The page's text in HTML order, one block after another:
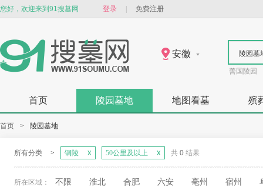
您好，欢迎来到91搜墓网 登录 免费注册
安徽 陵园墓
善国陵园
首页 陵园墓地 地图看墓 殡
首页 > 陵园墓地
所有分类 > 铜陵 50公里及以上 共 0 结果
所在区域： 不限 淮北 合肥 六安 亳州 宿州